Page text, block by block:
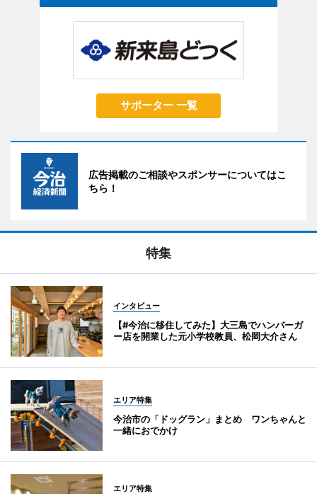
サポーター 一覧
広告掲載のご相談やスポンサーについてはこ
ちら！
特集
インタビュー
【#今治に移住してみた】大三島でハンバーガ
ー店を開業した元小学校教員、松岡大介さん
エリア特集
今治市の「ドッグラン」まとめ ワンちゃんと
一緒におでかけ
エリア特集